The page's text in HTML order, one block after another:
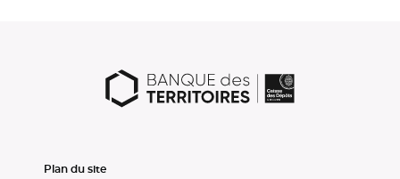
Plan du site